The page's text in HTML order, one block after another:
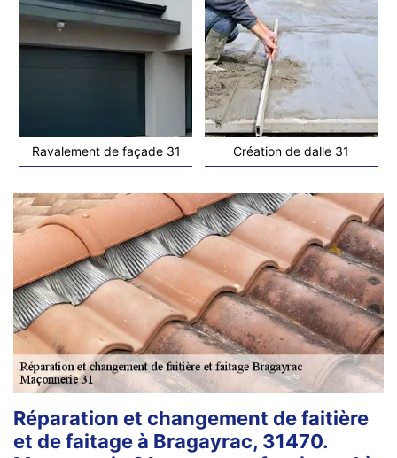
Ravalement de façade 31 Création de dalle 31
Réparation et changement de faitière
et de faitage à Bragayrac, 31470.